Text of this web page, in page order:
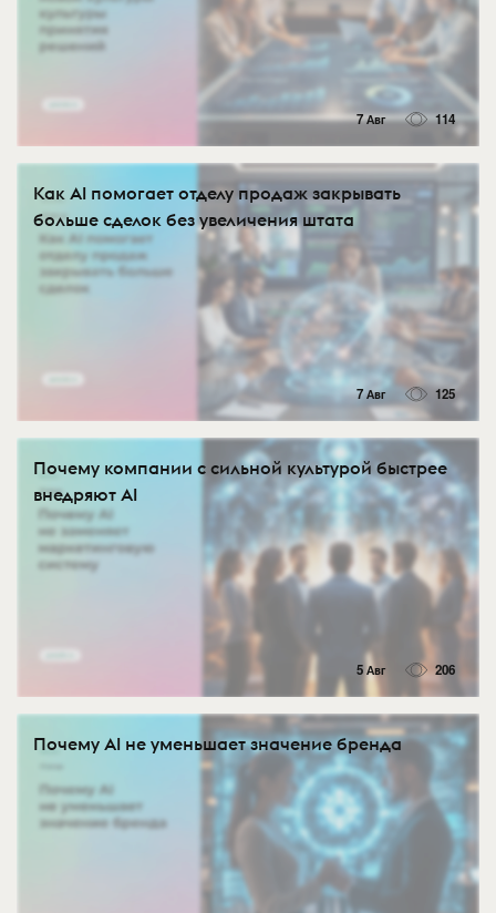
7 Авг 114
Как AI помогает отделу продаж закрывать
больше сделок без увеличения штата
7 Авг 125
Почему компании с сильной культурой быстрее
внедряют AI
5 Авг 206
Почему AI не уменьшает значение бренда